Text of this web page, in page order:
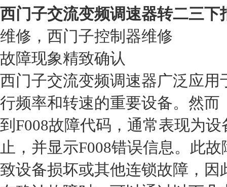
西门子交流变频调速器转二三下
维修，西门子控制器维修
故障现象精致确认
西门子交流变频调速器广泛应
行频率和转速的重要设备。然
到F008故障代码，通常表现为
止，并显示F008错误信息。此
致设备损坏或其他连锁故障，